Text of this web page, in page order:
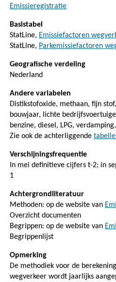
Emissieregistratie
Basistabel
StatLine, Emissiefactoren
StatLine, Parkemissiefactoren
Geografische verdeling
Nederland
Andere variabelen
Distikstofoxide, methaan, fijn
bouwjaar, lichte
benzine, diesel, LPG,
Zie ook de achterliggende
Verschijningsfrequentie
In mei definitieve cijfers t-2; in
1
Achtergrondliteratuur
Methoden: op de website van
Overzicht documenten
Begrippen: op de website van
Begrippenlijst
Opmerking
De methodiek voor de
wegverkeer wordt jaarlijks